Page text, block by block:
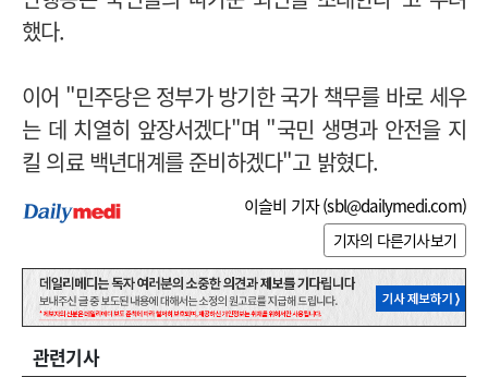
했다.
이어 "민주당은 정부가 방기한 국가 책무를 바로 세우
는 데 치열히 앞장서겠다"며 "국민 생명과 안전을 지
킬 의료 백년대계를 준비하겠다"고 밝혔다.
이슬비 기자 (sbl@dailymedi.com)
기자의 다른기사보기
관련기사